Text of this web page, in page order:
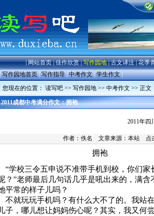
|网站首页|佳作欣赏|写作园地|古文译注|花季
|写作园地首页|写作指导|中考作文|学生作文|
您现在的位置： 读写吧 >> 写作园地 >> 中考作文 >> 正文
2011成都中考满分作文：拥袍
2011年四
作者：佚名 文章来源： 本站 点
拥袍
校三令五申说不准带手机到校，你们家
？”老师最后几句话几乎是吼出来的，满
平常的样子儿吗？
就玩玩手机吗？有什么大不了的。我站在
子，哪儿想让妈妈伤心呢？其实，我又何